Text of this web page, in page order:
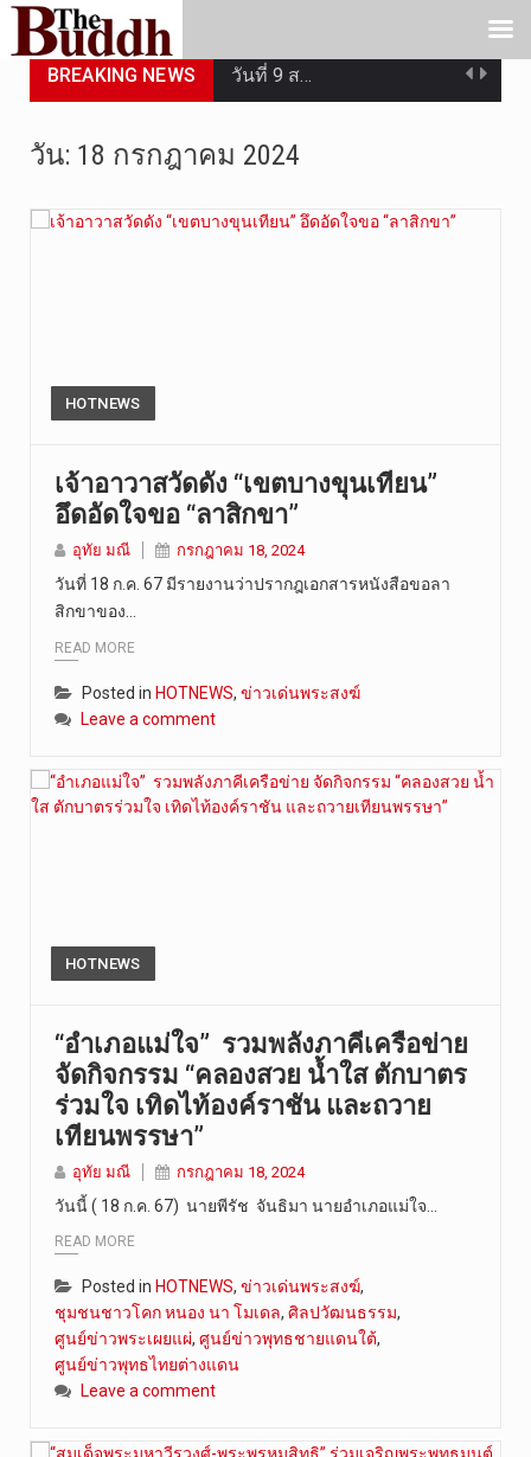
BREAKING NEWS วันที่ 9 ส…
วันที่ 7 ส…
วัดสระเกศ …
วันที่ 9 ส…
วัน: 18 กรกฎาคม 2024
HOTNEWS
เจ้าอาวาสวัดดัง “เขตบางขุนเทียน”
อึดอัดใจขอ “ลาสิกขา”
อุทัย มณี กรกฎาคม 18, 2024
วันที่ 18 ก.ค. 67 มีรายงานว่าปรากฎเอกสารหนังสือขอลา
สิกขาของ…
READ MORE
Posted in HOTNEWS, ข่าวเด่นพระสงฆ์
Leave a comment
HOTNEWS
“อำเภอแม่ใจ” รวมพลังภาคีเครือข่าย
จัดกิจกรรม “คลองสวย น้ำใส ตักบาตร
ร่วมใจ เทิดไท้องค์ราชัน และถวาย
เทียนพรรษา”
อุทัย มณี กรกฎาคม 18, 2024
วันนี้ ( 18 ก.ค. 67) นายพีรัช จันธิมา นายอำเภอแม่ใจ…
READ MORE
Posted in HOTNEWS, ข่าวเด่นพระสงฆ์,
ชุมชนชาวโคก หนอง นา โมเดล, ศิลปวัฒนธรรม,
ศูนย์ข่าวพระเผยแผ่, ศูนย์ข่าวพุทธชายแดนใต้,
ศูนย์ข่าวพุทธไทยต่างแดน
Leave a comment